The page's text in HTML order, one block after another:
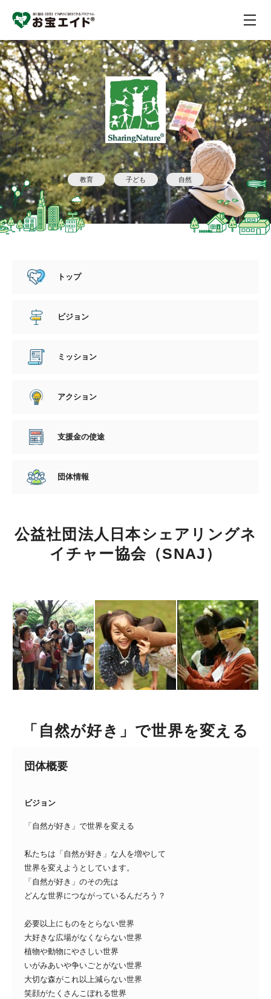
教育 子ども 自然
トップ
ビジョン
ミッション
アクション
支援金の使途
団体情報
公益社団法人日本シェアリングネ
イチャー協会（SNAJ）
「自然が好き」で世界を変える
団体概要
ビジョン
「自然が好き」で世界を変える
私たちは「自然が好き」な人を増やして
世界を変えようとしています。
「自然が好き」のその先は
どんな世界につながっているんだろう？
必要以上にものをとらない世界
大好きな広場がなくならない世界
植物や動物にやさしい世界
いがみあいや争いごとがない世界
大切な森がこれ以上減らない世界
笑顔がたくさんこぼれる世界